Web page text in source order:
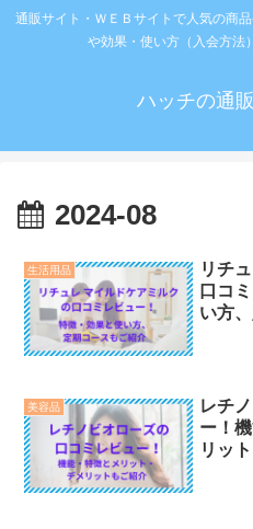
通販サイト・ＷＥＢサイトで人気の商
や効果・使い方（入会方法
ハッチの通
2024-08
生活用品
リチ
口コ
い方
美容品
レチ
ー！
リッ